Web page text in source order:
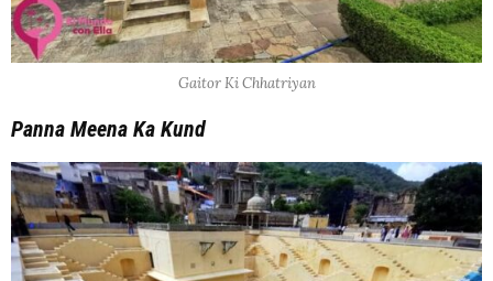
Gaitor Ki Chhatriyan
Panna Meena Ka Kund